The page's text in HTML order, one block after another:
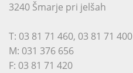
3240 Šmarje pri jelšah
T: 03 81 71 460, 03 81 71 400
M: 031 376 656
F: 03 81 71 420